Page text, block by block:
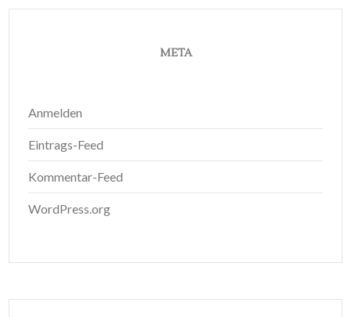
META
Anmelden
Eintrags-Feed
Kommentar-Feed
WordPress.org